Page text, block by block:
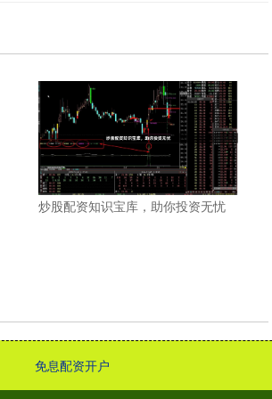
炒股配资知识宝库，助你投资无忧
免息配资开户